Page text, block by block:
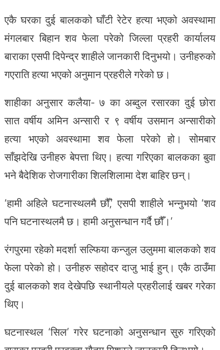
एकै घरका दुई बालकको घाँटी रेटेर हत्या भएको अवस्थामा
मंगलबार बिहान शव फेला परेको जिल्ला प्रहरी कार्यालय
बाराका एसपी दिपेन्द्र शाहीले जानकारी दिनुभयो। उनीहरुको
गएराति हत्या भएको अनुमान प्रहरीले गरेको छ।
शाहीका अनुसार कलैया- ७ का अब्दुल रसारका दुई छोरा
सात वर्षीय अमिन अन्सारी र ९ वर्षीय उसमान अन्सारीको
हत्या भएको अवस्थामा शव फेला परेको हो। सोमबार
साँझदेखि उनीहरु बेपत्ता थिए। हत्या गरिएका बालकका बुवा
भने बैदेशिक रोजगारीका शिलशिलामा देश बाहिर छन्।
‘हामी अहिले घटनास्थलमै छौँ,’ एसपी शाहीले भन्नुभयो ‘शव
पनि घटनास्थलमै छ। हामी अनुसन्धान गर्दै छौँ।’
रंगपुरमा रहेको मदर्शा सल्फिया कन्जुल उलुममा बालकको शव
फेला परेको हो। उनीहरु सहोदर दाजु भाई हुन्। एकै ठाउँमा
दुई बालकको शव देखेपछि स्थानीयले प्रहरीलाई खबर गरेका
थिए।
घटनास्थल ‘सिल’ गरेर घटनाको अनुसन्धान सुरु गरिएको